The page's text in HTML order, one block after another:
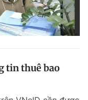
Chính sách bảo
ngày 24.3.2020
Niên. Cấm sao chép
tin thuê bao